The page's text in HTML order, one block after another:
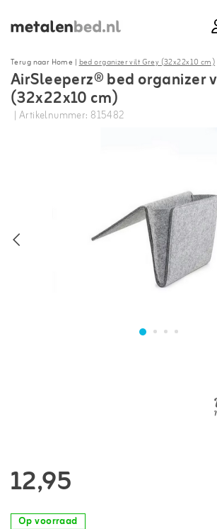
Terug naar Home |bed organizer vilt Grey (32x22x10 cm)
AirSleeperz® bed organizer
(32x22x10 cm)
| Artikelnummer: 815482
12,95
Op voorraad